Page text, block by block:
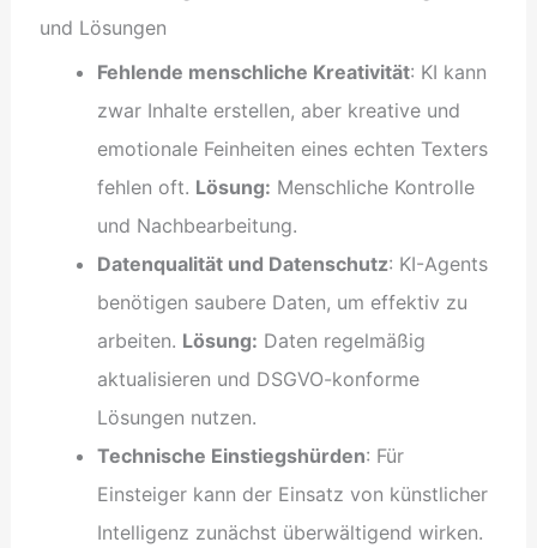
und Lösungen
Fehlende menschliche Kreativität: KI kann
zwar Inhalte erstellen, aber kreative und
emotionale Feinheiten eines echten Texters
fehlen oft. Lösung: Menschliche Kontrolle
und Nachbearbeitung.
Datenqualität und Datenschutz: KI-Agents
benötigen saubere Daten, um effektiv zu
arbeiten. Lösung: Daten regelmäßig
aktualisieren und DSGVO-konforme
Lösungen nutzen.
Technische Einstiegshürden: Für
Einsteiger kann der Einsatz von künstlicher
Intelligenz zunächst überwältigend wirken.